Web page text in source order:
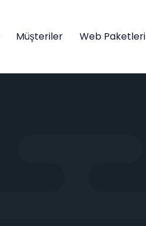
Müşteriler Web Paketleri